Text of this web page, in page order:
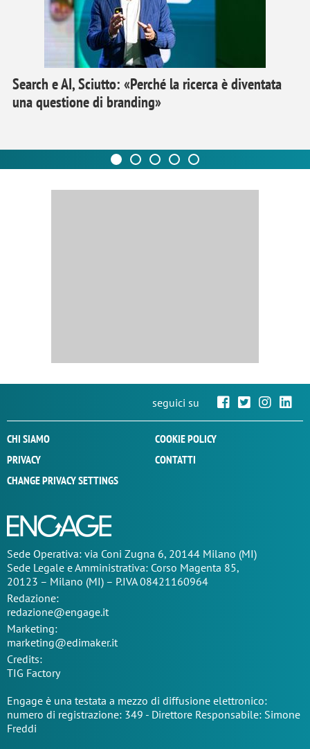
Search e AI, Sciutto: «Perché la ricerca è diventata
una questione di branding»
seguici su
CHI SIAMO
COOKIE POLICY
PRIVACY
CONTATTI
CHANGE PRIVACY SETTINGS
Sede Operativa: via Coni Zugna 6, 20144 Milano (MI)
Sede Legale e Amministrativa: Corso Magenta 85,
20123 – Milano (MI) – P.IVA 08421160964
Redazione:
redazione@engage.it
Marketing:
marketing@edimaker.it
Credits:
TIG Factory
Engage è una testata a mezzo di diffusione elettronico:
numero di registrazione: 349 - Direttore Responsabile: Simone
Freddi